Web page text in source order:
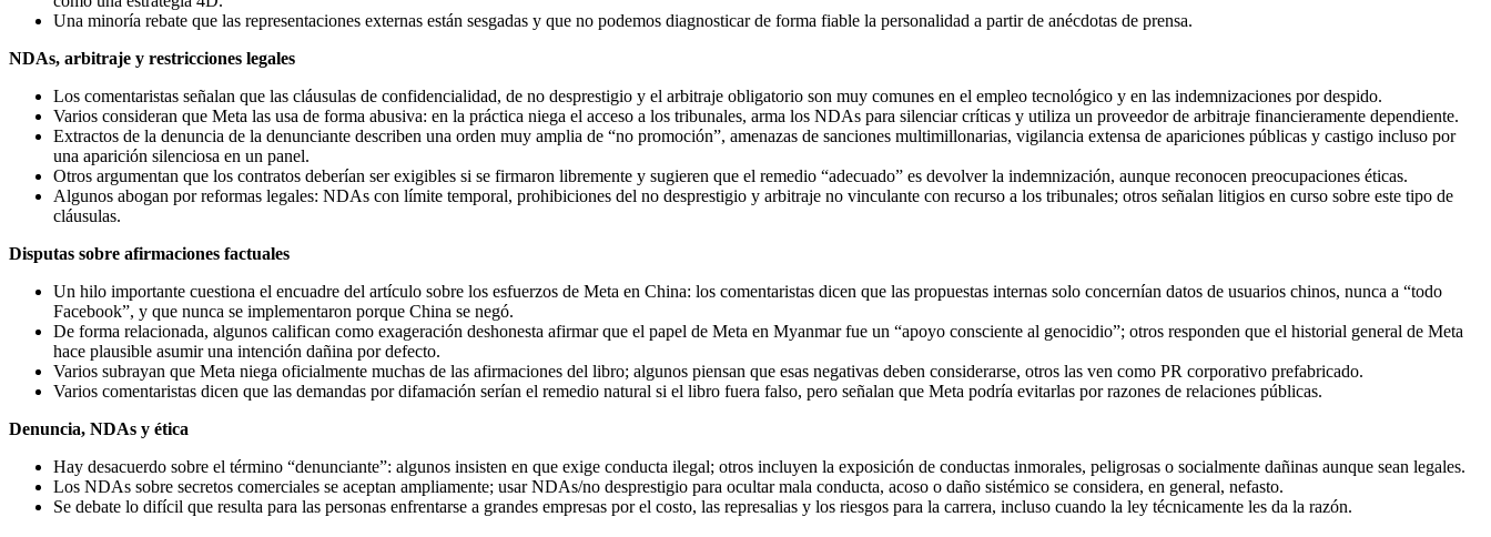
Una minoría rebate que las representaciones externas están sesgadas y que no podemos diagnosticar de forma fiable la personalidad a partir de anécdotas de prensa.
NDAs, arbitraje y restricciones legales
Los comentaristas señalan que las cláusulas de confidencialidad, de no desprestigio y el arbitraje obligatorio son muy comunes en el empleo tecnológico y en las indemnizaciones por despido.
Varios consideran que Meta las usa de forma abusiva: en la práctica niega el acceso a los tribunales, arma los NDAs para silenciar críticas y utiliza un proveedor de arbitraje financieramente dependiente.
Extractos de la denuncia de la denunciante describen una orden muy amplia de “no promoción”, amenazas de sanciones multimillonarias, vigilancia extensa de apariciones públicas y castigo incluso por
una aparición silenciosa en un panel.
Otros argumentan que los contratos deberían ser exigibles si se firmaron libremente y sugieren que el remedio “adecuado” es devolver la indemnización, aunque reconocen preocupaciones éticas.
Algunos abogan por reformas legales: NDAs con límite temporal, prohibiciones del no desprestigio y arbitraje no vinculante con recurso a los tribunales; otros señalan litigios en curso sobre este tipo de
cláusulas.
Disputas sobre afirmaciones factuales
Un hilo importante cuestiona el encuadre del artículo sobre los esfuerzos de Meta en China: los comentaristas dicen que las propuestas internas solo concernían datos de usuarios chinos, nunca a “todo
Facebook”, y que nunca se implementaron porque China se negó.
De forma relacionada, algunos califican como exageración deshonesta afirmar que el papel de Meta en Myanmar fue un “apoyo consciente al genocidio”; otros responden que el historial general de Meta
hace plausible asumir una intención dañina por defecto.
Varios subrayan que Meta niega oficialmente muchas de las afirmaciones del libro; algunos piensan que esas negativas deben considerarse, otros las ven como PR corporativo prefabricado.
Varios comentaristas dicen que las demandas por difamación serían el remedio natural si el libro fuera falso, pero señalan que Meta podría evitarlas por razones de relaciones públicas.
Denuncia, NDAs y ética
Hay desacuerdo sobre el término “denunciante”: algunos insisten en que exige conducta ilegal; otros incluyen la exposición de conductas inmorales, peligrosas o socialmente dañinas aunque sean legales.
Los NDAs sobre secretos comerciales se aceptan ampliamente; usar NDAs/no desprestigio para ocultar mala conducta, acoso o daño sistémico se considera, en general, nefasto.
Se debate lo difícil que resulta para las personas enfrentarse a grandes empresas por el costo, las represalias y los riesgos para la carrera, incluso cuando la ley técnicamente les da la razón.